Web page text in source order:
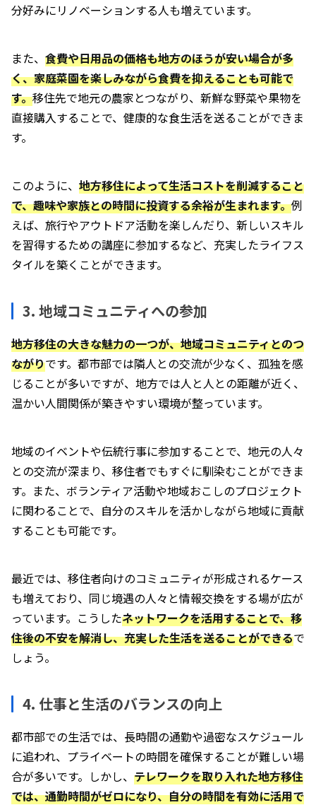
分好みにリノベーションする人も増えています。
また、 食費や日用品の価格も地方のほうが安い場合が多
く、家庭菜園を楽しみながら食費を抑えることも可能で
す。移住先で地元の農家とつながり、新鮮な野菜や果物を
直接購入することで、健康的な食生活を送ることができま
す。
このように、 地方移住によって生活コストを削減すること
で、趣味や家族との時間に投資する余裕が生まれます。例
えば、旅行やアウトドア活動を楽しんだり、新しいスキル
を習得するための講座に参加するなど、充実したライフス
タイルを築くことができます。
3. 地域コミュニティへの参加
地方移住の大きな魅力の一つが、地域コミュニティとのつ
ながりです。都市部では隣人との交流が少なく、孤独を感
じることが多いですが、地方では人と人との距離が近く、
温かい人間関係が築きやすい環境が整っています。
地域のイベントや伝統行事に参加することで、地元の人々
との交流が深まり、移住者でもすぐに馴染むことができま
す。また、ボランティア活動や地域おこしのプロジェクト
に関わることで、自分のスキルを活かしながら地域に貢献
することも可能です。
最近では、移住者向けのコミュニティが形成されるケース
も増えており、同じ境遇の人々と情報交換をする場が広が
っています。こうしたネットワークを活用することで、移
住後の不安を解消し、充実した生活を送ることができるで
しょう。
4. 仕事と生活のバランスの向上
都市部での生活では、長時間の通勤や過密なスケジュール
に追われ、プライベートの時間を確保することが難しい場
合が多いです。しかし、 テレワークを取り入れた地方移住
では、通勤時間がゼロになり、自分の時間を有効に活用で